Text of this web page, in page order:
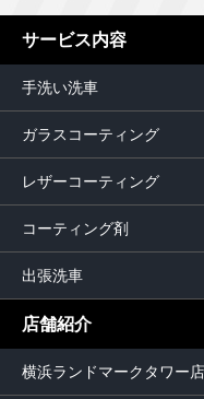
サービス内容
手洗い洗車
ガラスコーティング
レザーコーティング
コーティング剤
出張洗車
店舗紹介
横浜ランドマークタワー店